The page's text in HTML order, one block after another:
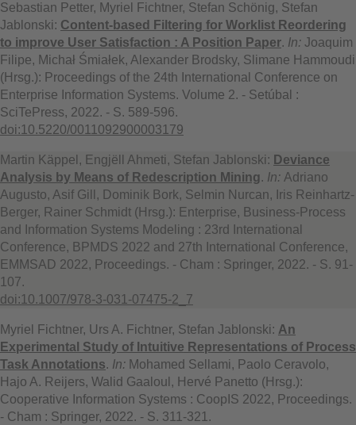
Sebastian Petter, Myriel Fichtner, Stefan Schönig, Stefan
Jablonski: Content-based Filtering for Worklist Reordering
to improve User Satisfaction : A Position Paper. In: Joaquim
Filipe, Michał Śmiałek, Alexander Brodsky, Slimane Hammoudi
(Hrsg.): Proceedings of the 24th International Conference on
Enterprise Information Systems. Volume 2. - Setúbal :
SciTePress, 2022. - S. 589-596.
doi:10.5220/0011092900003179
Martin Käppel, Engjëll Ahmeti, Stefan Jablonski: Deviance
Analysis by Means of Redescription Mining. In: Adriano
Augusto, Asif Gill, Dominik Bork, Selmin Nurcan, Iris Reinhartz-
Berger, Rainer Schmidt (Hrsg.): Enterprise, Business-Process
and Information Systems Modeling : 23rd International
Conference, BPMDS 2022 and 27th International Conference,
EMMSAD 2022, Proceedings. - Cham : Springer, 2022. - S. 91-
107.
doi:10.1007/978-3-031-07475-2_7
Myriel Fichtner, Urs A. Fichtner, Stefan Jablonski: An
Experimental Study of Intuitive Representations of Process
Task Annotations. In: Mohamed Sellami, Paolo Ceravolo,
Hajo A. Reijers, Walid Gaaloul, Hervé Panetto (Hrsg.):
Cooperative Information Systems : CoopIS 2022, Proceedings.
- Cham : Springer, 2022. - S. 311-321.